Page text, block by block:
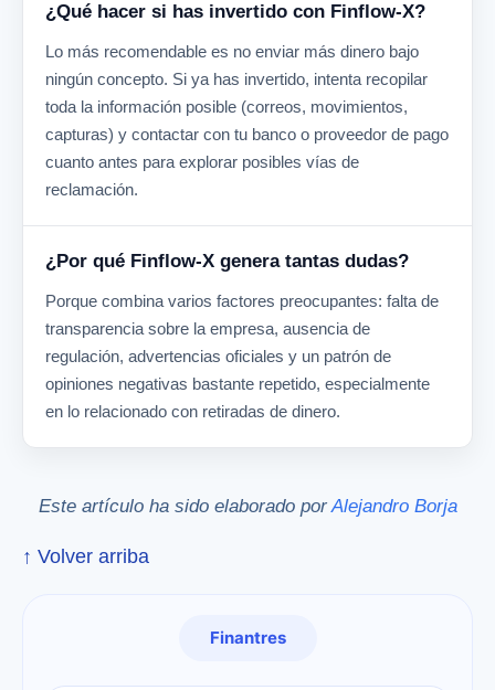
¿Qué hacer si has invertido con Finflow-X?
Lo más recomendable es no enviar más dinero bajo
ningún concepto. Si ya has invertido, intenta recopilar
toda la información posible (correos, movimientos,
capturas) y contactar con tu banco o proveedor de pago
cuanto antes para explorar posibles vías de
reclamación.
¿Por qué Finflow-X genera tantas dudas?
Porque combina varios factores preocupantes: falta de
transparencia sobre la empresa, ausencia de
regulación, advertencias oficiales y un patrón de
opiniones negativas bastante repetido, especialmente
en lo relacionado con retiradas de dinero.
Este artículo ha sido elaborado porAlejandro Borja
↑ Volver arriba
Finantres